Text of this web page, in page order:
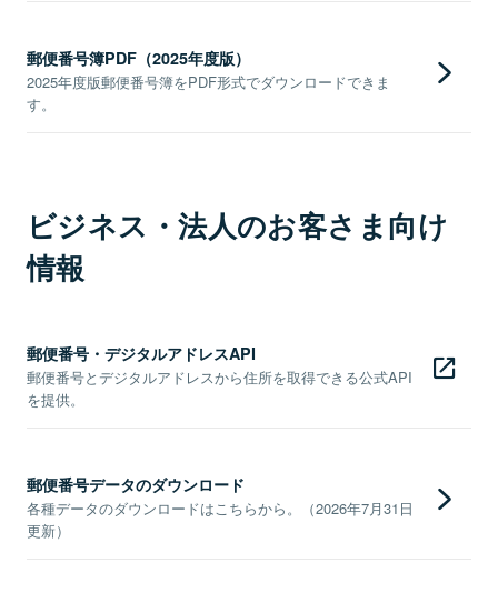
郵便番号簿PDF（2025年度版）
2025年度版郵便番号簿をPDF形式でダウンロードできま
す。
ビジネス・法人のお客さま向け
情報
郵便番号・デジタルアドレスAPI
郵便番号とデジタルアドレスから住所を取得できる公式API
を提供。
郵便番号データのダウンロード
各種データのダウンロードはこちらから。（2026年7月31日
更新）